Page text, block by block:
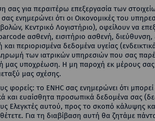
σας για περαιτέρω επεξεργασία των
ενημερώνει ότι οι Οικονομικές του
Κεντρικό Λογιστήριο), οφείλουν να
ασθενή, εισιτήριο ασθενή,
περιορισμένα δεδομένα υγείας
των ιατρικών υπηρεσιών που σας
μας υποχρέωση. Η μη παροχή εκ μέρους
μας σχέσης.
το ENHC σας ενημερώνει ότι
ευαίσθητα προσωπικά δεδομένα σας
Ελεγκτές αυτού, προς το σκοπό κάλυψης
Για τη διαβίβαση αυτή θα ζητάμε